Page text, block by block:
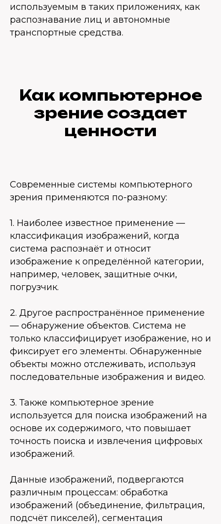
используемым в таких приложениях, как
распознавание лиц и автономные
транспортные средства.
Как компьютерное
зрение создает
ценности
Современные системы компьютерного
зрения применяются по-разному:
1. Наиболее известное применение —
классификация изображений, когда
система распознаёт и относит
изображение к определённой категории,
например, человек, защитные очки,
погрузчик.
2. Другое распространённое применение
— обнаружение объектов. Система не
только классифицирует изображение, но и
фиксирует его элементы. Обнаруженные
объекты можно отслеживать, используя
последовательные изображения и видео.
3. Также компьютерное зрение
используется для поиска изображений на
основе их содержимого, что повышает
точность поиска и извлечения цифровых
изображений.
Данные изображений, подвергаются
различным процессам: обработка
изображений (объединение, фильтрация,
подсчёт пикселей), сегментация